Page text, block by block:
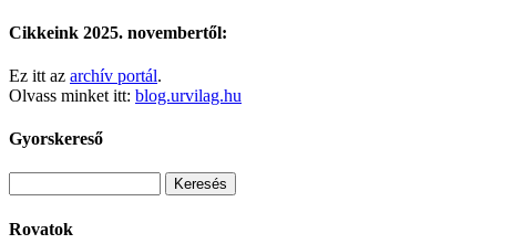
Cikkeink 2025. novembertől:
Ez itt az archív portál.
Olvass minket itt: blog.urvilag.hu
Gyorskereső
Rovatok